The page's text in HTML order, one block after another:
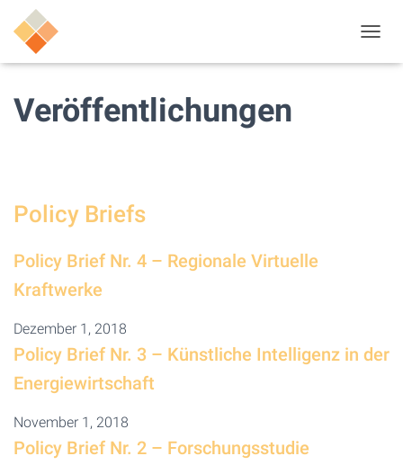
A
E
Veröffentlichungen
Policy Briefs
Policy Brief Nr. 4 – Regionale Virtuelle
Kraftwerke
Dezember 1, 2018
Policy Brief Nr. 3 – Künstliche Intelligenz in der
Energiewirtschaft
November 1, 2018
Policy Brief Nr. 2 – Forschungsstudie